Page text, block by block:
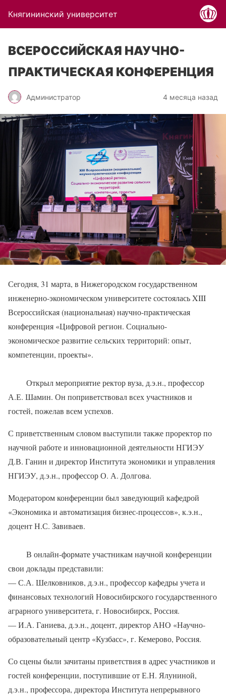
Княгининский университет
ВСЕРОССИЙСКАЯ НАУЧНО-
ПРАКТИЧЕСКАЯ КОНФЕРЕНЦИЯ
Администратор 4 месяца назад
Сегодня, 31 марта, в Нижегородском государственном
инженерно-экономическом университете состоялась XIII
Всероссийская (национальная) научно-практическая
конференция «Цифровой регион. Социально-
экономическое развитие сельских территорий: опыт,
компетенции, проекты».
Открыл мероприятие ректор вуза, д.э.н., профессор
А.Е. Шамин. Он поприветствовал всех участников и
гостей, пожелав всем успехов.
С приветственным словом выступили также проректор по
научной работе и инновационной деятельности НГИЭУ
Д.В. Ганин и директор Института экономики и управления
НГИЭУ, д.э.н., профессор О. А. Долгова.
Модератором конференции был заведующий кафедрой
«Экономика и автоматизация бизнес-процессов», к.э.н.,
доцент Н.С. Завиваев.
В онлайн-формате участникам научной конференции
свои доклады представили:
— С.А. Шелковников, д.э.н., профессор кафедры учета и
финансовых технологий Новосибирского государственного
аграрного университета, г. Новосибирск, Россия.
— И.А. Ганиева, д.э.н., доцент, директор АНО «Научно-
образовательный центр «Кузбасс», г. Кемерово, Россия.
Со сцены были зачитаны приветствия в адрес участников и
гостей конференции, поступившие от Е.Н. Ялуниной,
д.э.н., профессора, директора Института непрерывного